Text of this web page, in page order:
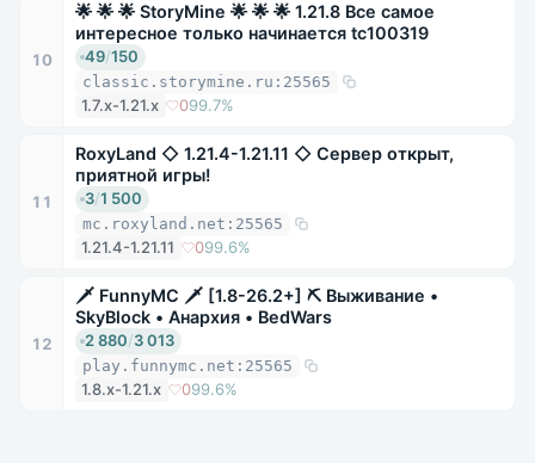
10
🌟 🌟 🌟 StoryMine 🌟 🌟 🌟 1.21.8 Все самое
интересное только начинается tc100319
49/150
classic.storymine.ru:25565
1.7.x-1.21.x 099.7%
11
RoxyLand ◇ 1.21.4-1.21.11 ◇ Сервер открыт,
приятной игры!
3/1 500
mc.roxyland.net:25565
1.21.4-1.21.11 099.6%
12
🗡 FunnyMC 🗡 [1.8-26.2+] ⛏ Выживание •
SkyBlock • Анархия • BedWars
2 880/3 013
play.funnymc.net:25565
1.8.x-1.21.x 099.6%